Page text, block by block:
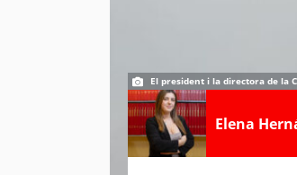
El president i la directora de la
Elena